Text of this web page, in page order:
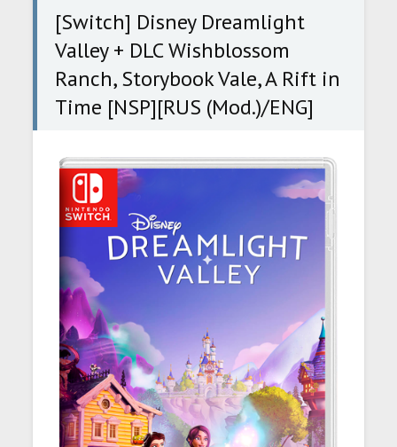
[Switch] Disney Dreamlight
Valley + DLC Wishblossom
Ranch, Storybook Vale, A Rift in
Time [NSP][RUS (Mod.)/ENG]